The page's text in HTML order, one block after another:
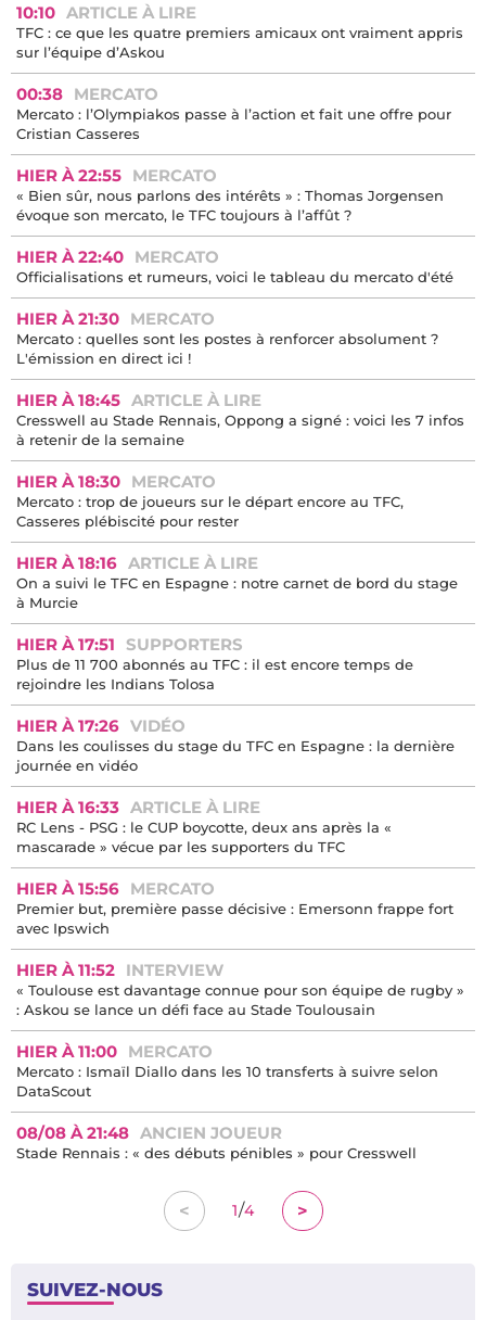
10:10 ARTICLE À LIRE
TFC : ce que les quatre premiers amicaux ont vraiment appris
sur l’équipe d’Askou
00:38 MERCATO
Mercato : l’Olympiakos passe à l’action et fait une offre pour
Cristian Casseres
HIER À 22:55 MERCATO
« Bien sûr, nous parlons des intérêts » : Thomas Jorgensen
évoque son mercato, le TFC toujours à l’affût ?
HIER À 22:40 MERCATO
Officialisations et rumeurs, voici le tableau du mercato d'été
HIER À 21:30 MERCATO
Mercato : quelles sont les postes à renforcer absolument ?
L'émission en direct ici !
HIER À 18:45 ARTICLE À LIRE
Cresswell au Stade Rennais, Oppong a signé : voici les 7 infos
à retenir de la semaine
HIER À 18:30 MERCATO
Mercato : trop de joueurs sur le départ encore au TFC,
Casseres plébiscité pour rester
HIER À 18:16 ARTICLE À LIRE
On a suivi le TFC en Espagne : notre carnet de bord du stage
à Murcie
HIER À 17:51 SUPPORTERS
Plus de 11 700 abonnés au TFC : il est encore temps de
rejoindre les Indians Tolosa
HIER À 17:26 VIDÉO
Dans les coulisses du stage du TFC en Espagne : la dernière
journée en vidéo
HIER À 16:33 ARTICLE À LIRE
RC Lens - PSG : le CUP boycotte, deux ans après la «
mascarade » vécue par les supporters du TFC
HIER À 15:56 MERCATO
Premier but, première passe décisive : Emersonn frappe fort
avec Ipswich
HIER À 11:52 INTERVIEW
« Toulouse est davantage connue pour son équipe de rugby »
: Askou se lance un défi face au Stade Toulousain
HIER À 11:00 MERCATO
Mercato : Ismaïl Diallo dans les 10 transferts à suivre selon
DataScout
08/08 À 21:48 ANCIEN JOUEUR
Stade Rennais : « des débuts pénibles » pour Cresswell
< 1/4 >
SUIVEZ-NOUS